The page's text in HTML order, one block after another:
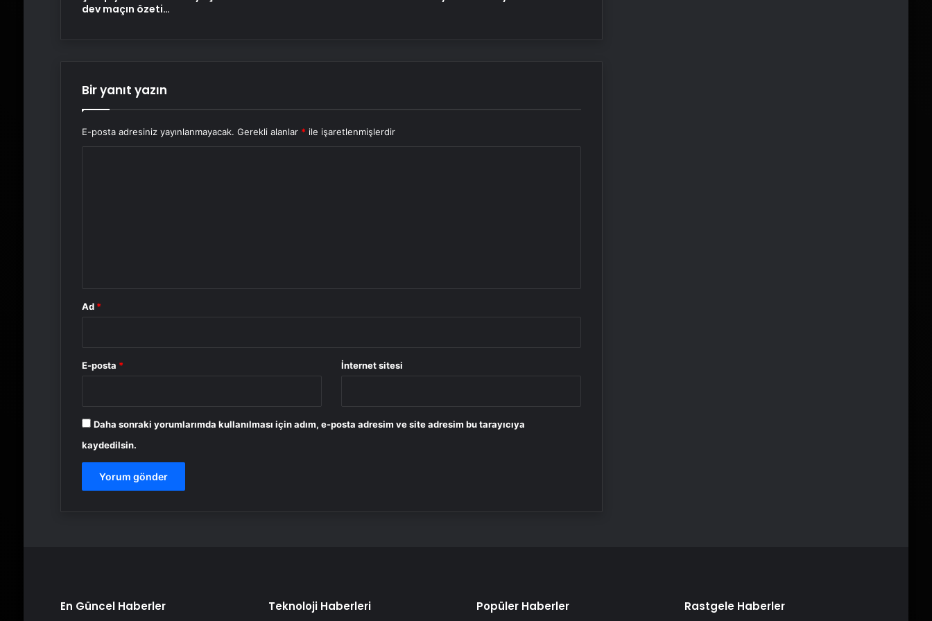
dev maçın özeti…
Bir yanıt yazın
E-posta adresiniz yayınlanmayacak. Gerekli alanlar * ile işaretlenmişlerdir
Ad *
E-posta * İnternet sitesi
Daha sonraki yorumlarımda kullanılması için adım, e-posta adresim ve site adresim bu tarayıcıya
kaydedilsin.
En Güncel Haberler Teknoloji Haberleri Popüler Haberler Rastgele Haberler